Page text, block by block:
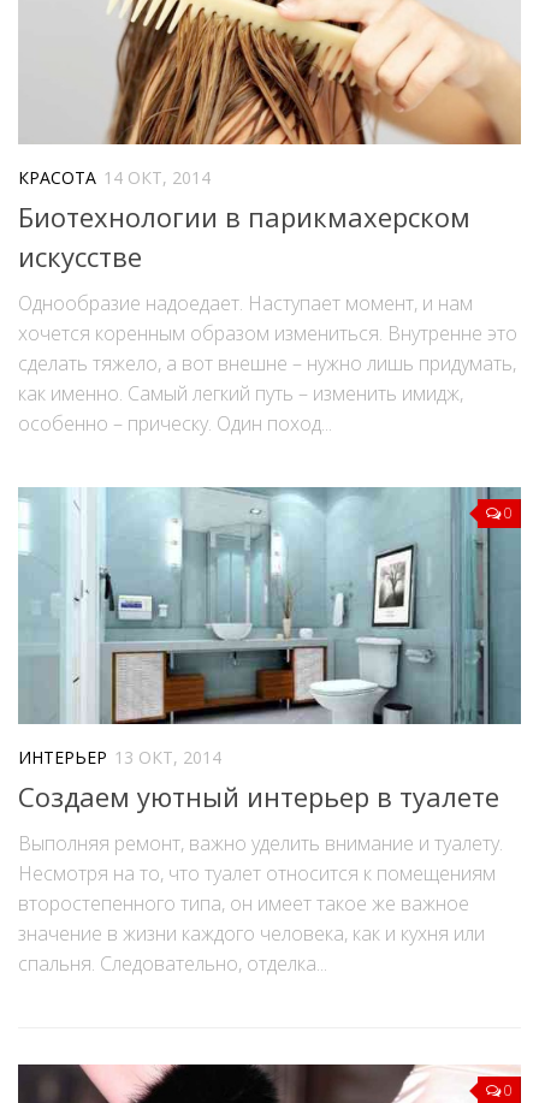
КРАСОТА 14 ОКТ, 2014
Биотехнологии в парикмахерском
искусстве
Однообразие надоедает. Наступает момент, и нам
хочется коренным образом измениться. Внутренне это
сделать тяжело, а вот внешне – нужно лишь придумать,
как именно. Самый легкий путь – изменить имидж,
особенно – прическу. Один поход...
0
ИНТЕРЬЕР 13 ОКТ, 2014
Создаем уютный интерьер в туалете
Выполняя ремонт, важно уделить внимание и туалету.
Несмотря на то, что туалет относится к помещениям
второстепенного типа, он имеет такое же важное
значение в жизни каждого человека, как и кухня или
спальня. Следовательно, отделка...
0